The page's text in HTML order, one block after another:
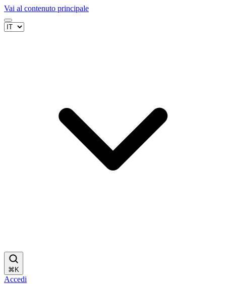
Vai al contenuto principale
⌘ K
Accedi